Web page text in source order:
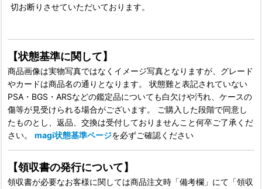
切お断りさせていただいております。
【状態基準に関して】
商品画像は実物写真ではなくイメージ写真となりますが、グレード
やカードは商品名の通りとなります。 状態難と表記されていない
PSA・BGS・ARSなどの鑑定品についても白欠けや汚れ、ケースの
傷等が見受けられる場合がございます。 ご購入した段階で同意し
たものとし、返品、交換は受付しておりませんこと何卒ご了承くだ
さい。 magi状態基準ページを必ずご確認ください
【領収書の発行について】
領収書が必要なお客様に関しては商品注文時「備考欄」にて「領収